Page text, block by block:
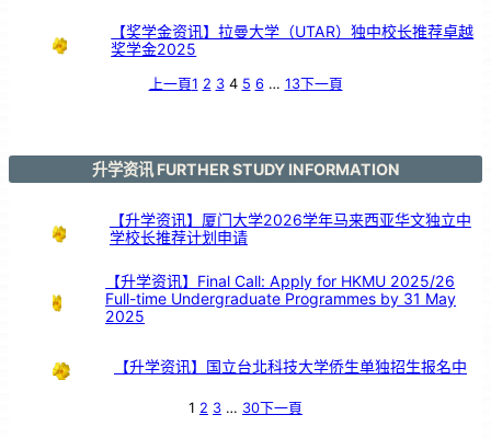
【奖学金资讯】拉曼大学（UTAR）独中校长推荐卓越
奖学金2025
上一頁1 2 3 4 5 6 … 13下一頁
升学资讯 FURTHER STUDY INFORMATION
【升学资讯】厦门大学2026学年马来西亚华文独立中
学校长推荐计划申请
【升学资讯】Final Call: Apply for HKMU 2025/26
Full-time Undergraduate Programmes by 31 May
2025
【升学资讯】国立台北科技大学侨生单独招生报名中
1 2 3 … 30下一頁